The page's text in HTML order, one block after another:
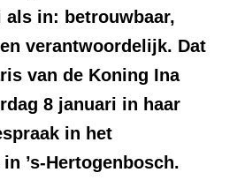
Video
als in: betrouwbaar,
verantwoordelijk. Dat
van de Koning Ina
8 januari in haar
in het
’s-Hertogenbosch.